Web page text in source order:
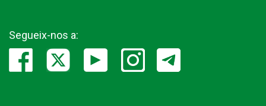
Segueix-nos a: